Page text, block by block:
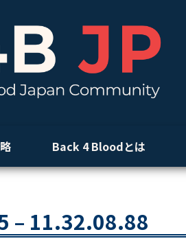
Back 4 Bloodとは
– 11.32.08.88